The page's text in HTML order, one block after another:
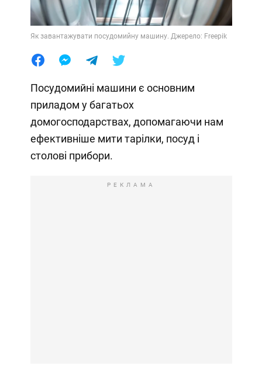
Як завантажувати посудомийну машину. Джерело: Freepik
Посудомийні машини є основним
приладом у багатьох
домогосподарствах, допомагаючи нам
ефективніше мити тарілки, посуд і
столові прибори.
РЕКЛАМА